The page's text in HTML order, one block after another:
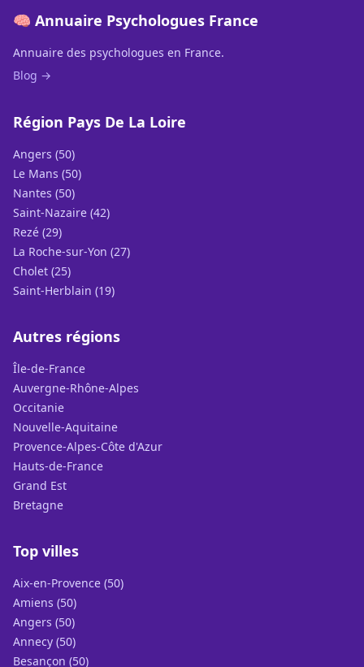
🧠 Annuaire Psychologues France
Annuaire des psychologues en France.
Blog →
Région Pays De La Loire
Angers (50)
Le Mans (50)
Nantes (50)
Saint-Nazaire (42)
Rezé (29)
La Roche-sur-Yon (27)
Cholet (25)
Saint-Herblain (19)
Autres régions
Île-de-France
Auvergne-Rhône-Alpes
Occitanie
Nouvelle-Aquitaine
Provence-Alpes-Côte d'Azur
Hauts-de-France
Grand Est
Bretagne
Top villes
Aix-en-Provence (50)
Amiens (50)
Angers (50)
Annecy (50)
Besançon (50)